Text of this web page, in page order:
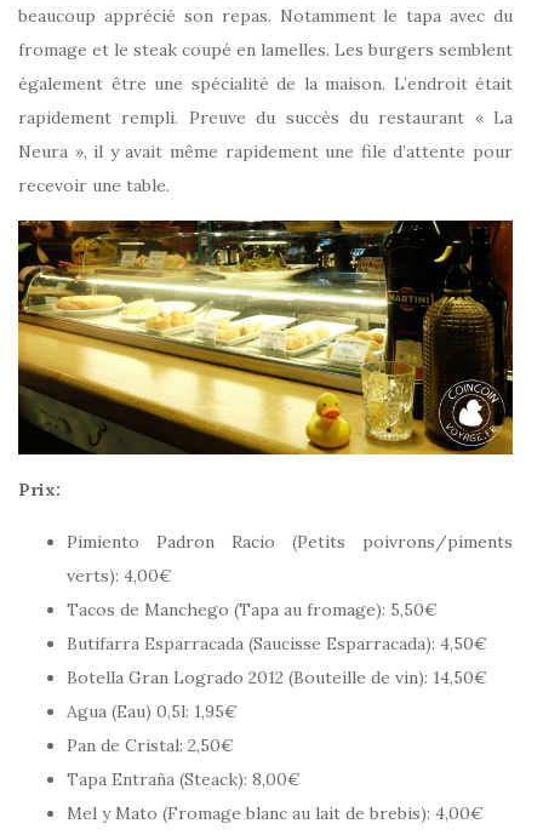
beaucoup apprécié son repas. Notamment le tapa avec du
fromage et le steak coupé en lamelles. Les burgers semblent
également être une spécialité de la maison. L’endroit était
rapidement rempli. Preuve du succès du restaurant « La
Neura », il y avait même rapidement une file d’attente pour
recevoir une table.
Prix:
Pimiento Padron Racio (Petits poivrons/piments
verts): 4,00€
Tacos de Manchego (Tapa au fromage): 5,50€
Butifarra Esparracada (Saucisse Esparracada): 4,50€
Botella Gran Logrado 2012 (Bouteille de vin): 14,50€
Agua (Eau) 0,5l: 1,95€
Pan de Cristal: 2,50€
Tapa Entraña (Steack): 8,00€
Mel y Mato (Fromage blanc au lait de brebis): 4,00€